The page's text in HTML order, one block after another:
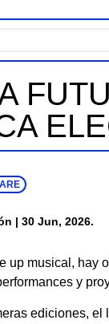
| 30 Jun, 2026.
up musical, hay
y
ediciones,